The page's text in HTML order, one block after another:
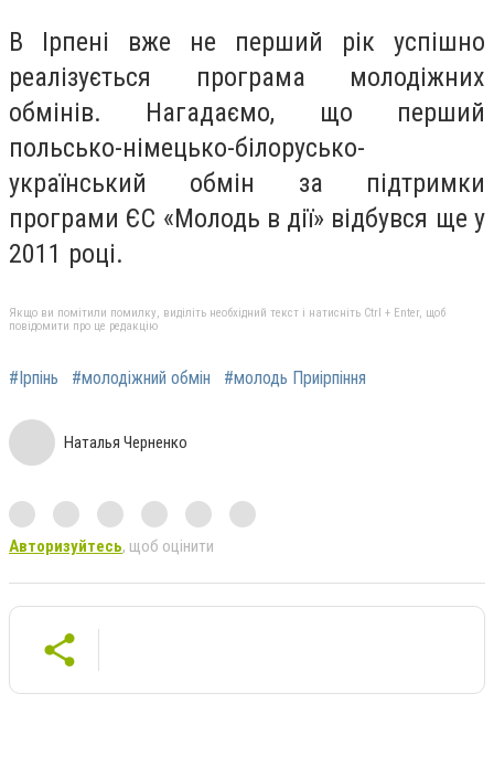
В Ірпені вже не перший рік успішно
реалізується програма молодіжних
обмінів. Нагадаємо, що перший
польсько-німецько-білорусько-
український обмін за підтримки
програми ЄС «Молодь в дії» відбувся ще у
2011 році.
Якщо ви помітили помилку, виділіть необхідний текст і натисніть Ctrl + Enter, щоб
повідомити про це редакцію
#Ірпінь #молодіжний обмін #молодь Приірпіння
Наталья Черненко
Авторизуйтесь, щоб оцінити